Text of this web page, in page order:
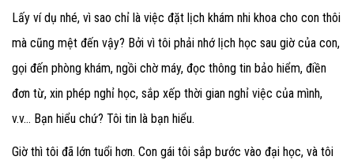
Lấy ví dụ nhé, vì sao chỉ là việc đặt lịch khám nhi khoa cho con thôi
mà cũng mệt đến vậy? Bởi vì tôi phải nhớ lịch học sau giờ của con,
gọi đến phòng khám, ngồi chờ máy, đọc thông tin bảo hiểm, điền
đơn từ, xin phép nghỉ học, sắp xếp thời gian nghỉ việc của mình,
v.v… Bạn hiểu chứ? Tôi tin là bạn hiểu.
Giờ thì tôi đã lớn tuổi hơn. Con gái tôi sắp bước vào đại học, và tôi